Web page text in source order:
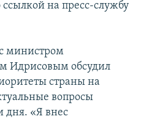
на пресс-службу
министром
Идрисовым обсудил
страны на
вопросы
дня. «Я внес